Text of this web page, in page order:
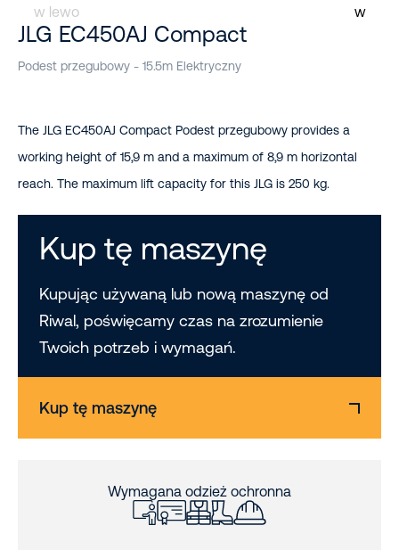
JLG EC450AJ Compact
Podest przegubowy - 15.5m Elektryczny
The JLG EC450AJ Compact Podest przegubowy provides a
working height of 15,9 m and a maximum of 8,9 m horizontal
reach. The maximum lift capacity for this JLG is 250 kg.
Kup tę maszynę
Kupując używaną lub nową maszynę od
Riwal, poświęcamy czas na zrozumienie
Twoich potrzeb i wymagań.
Kup tę maszynę
Wymagana odzież ochronna